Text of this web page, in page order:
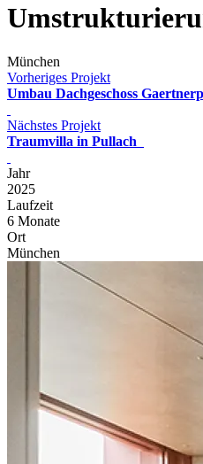
München
Vorheriges Projekt
Umbau Dachgeschoss
Nächstes Projekt
Traumvilla in Pullach
Jahr
2025
Laufzeit
6 Monate
Ort
München